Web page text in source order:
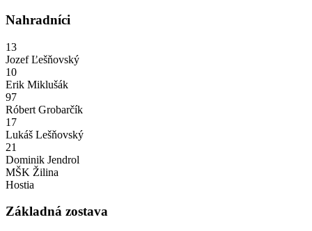
Nahradníci
13
Jozef Ľešňovský
10
Erik Miklušák
97
Róbert Grobarčík
17
Lukáš Lešňovský
21
Dominik Jendrol
MŠK Žilina
Hostia
Základná zostava